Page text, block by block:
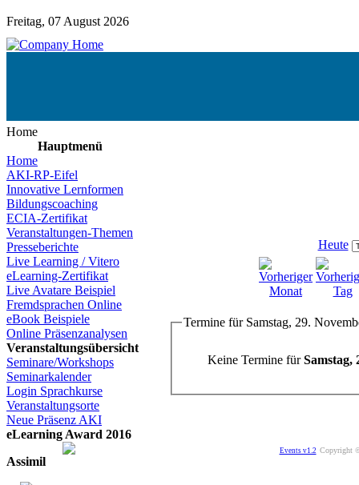
Freitag, 07 August 2026
Home
Hauptmenü
Home
AKI-RP-Eifel
Innovative Lernformen
Bildungscoaching
ECIA-Zertifikat
Veranstaltungen-Themen
Presseberichte
Live Learning / Vitero
eLearning-Zertifikat
Live Avatare Beispiel
Fremdsprachen Online
eBook Beispiele
Online Präsenzanalysen
Veranstaltungsübersicht
Seminare/Workshops
Seminarkalender
Login Sprachkurse
Veranstaltungsorte
Neue Präsenz AKI
eLearning Award 2016
Assimil
Heute
Termine für Samstag, 29.
Keine Termine fürSamstag,
Events v1.2 Copyright